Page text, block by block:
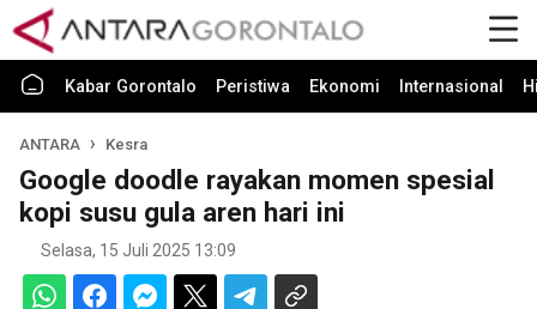
Kabar Gorontalo Peristiwa Ekonomi Internasional
ANTARA Kesra
Google doodle rayakan momen spesial
kopi susu gula aren hari ini
Selasa, 15 Juli 2025 13:09